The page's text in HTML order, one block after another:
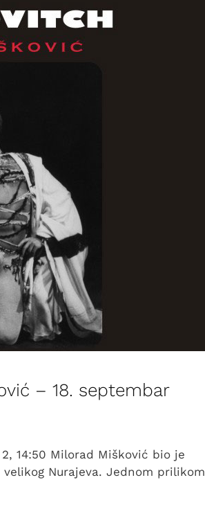
– 18. septembar
14:50 Milorad Mišković bio je
Nurajeva. Jednom prilikom